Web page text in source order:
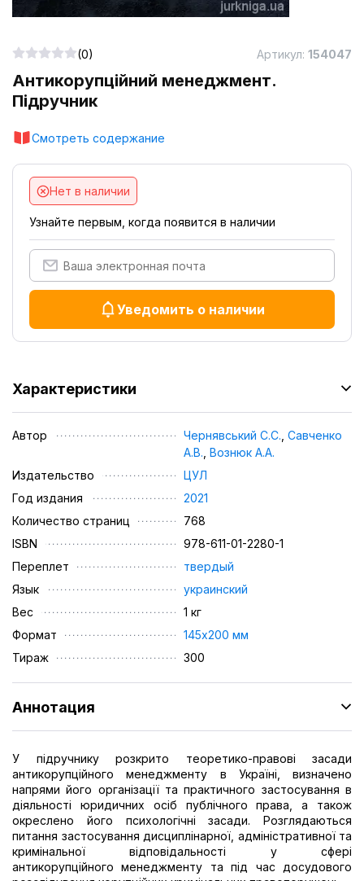
Антикорупційний менеджмент.
Підручник
Смотреть содержание
(0) Артикул: 154047
Нет в наличии
Узнайте первым, когда появится в наличии
Уведомить о наличии
Характеристики
Автор Чернявський С.С. Савченко
А.В. Вознюк А.А.
Издательство
ЦУЛ
Год издания
2021
Количество страниц
768
ISBN
978-611-01-2280-1
Переплет
твердый
Язык
украинский
Вес
1 кг
Формат
145х200 мм
Тираж
300
Аннотация
У підручнику розкрито теоретико-правові засади
антикорупційного менеджменту в Україні, визначено
напрями його організації та практичного застосування в
діяльності юридичних осіб публічного права, а також
окреслено його психологічні засади. Розглядаються
питання застосування дисциплінарної, адміністративної та
кримінальної відповідальності у сфері
антикорупційного менеджменту та під час досудового